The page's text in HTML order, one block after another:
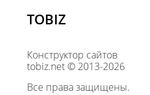
TOBIZ
Конструктор сайтов
tobiz.net © 2013-2026
Все права защищены.